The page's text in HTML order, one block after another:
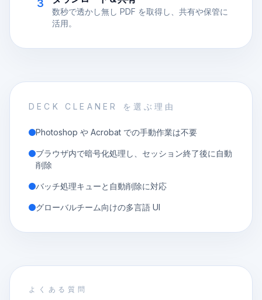
3
数秒で透かし無し PDF を取得し、共有や保管に
活用。
DECK CLEANER を選ぶ理由
Photoshop や Acrobat での手動作業は不要
ブラウザ内で暗号化処理し、セッション終了後に自動
削除
バッチ処理キューと自動削除に対応
グローバルチーム向けの多言語 UI
よくある質問